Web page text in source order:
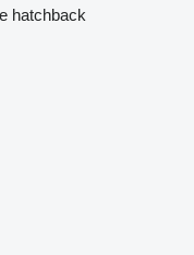
hatchback